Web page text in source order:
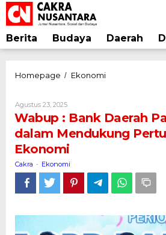
Lewati
ke
konten
Berita Budaya Daerah
Homepage / EkonomiWabup
Pati
Berperan
Pertumbuhan
Ekonomi
Agustus 23, 2025Oleh
Cakra
Wabup : Bank Daerah
dalam Mendukung
Ekonomi
Cakra - Ekonomi